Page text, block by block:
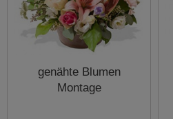
genähte Blumen
Montage